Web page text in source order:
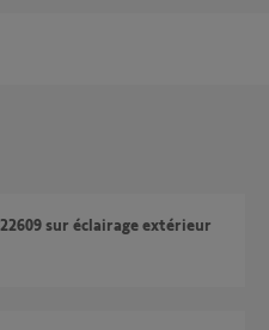
sur éclairage extérieur